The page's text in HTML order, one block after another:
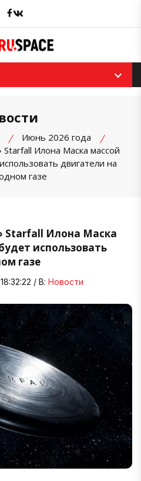
Facebook
Июнь 2026 года
Илона Маска массой
двигатели на
газе
Starfall Илона Маска
использовать
газе
/ В: Новости